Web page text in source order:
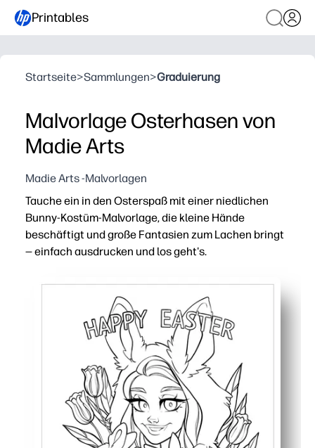
Printables
Startseite>Sammlungen>Graduierung
Malvorlage Osterhasen von
Madie Arts
Madie Arts -Malvorlagen
Tauche ein in den Osterspaß mit einer niedlichen
Bunny-Kostüm-Malvorlage, die kleine Hände
beschäftigt und große Fantasien zum Lachen bringt
— einfach ausdrucken und los geht's.
Keine Vorbereitung — herunterladen, ausdrucken und
Fördert Fähigkeiten — unterstützt Feinmotorik,
Flexibel einsetzbar — perfekt für die Arbeit am
Displayfertig — die fertigen Seiten eignen sich als